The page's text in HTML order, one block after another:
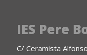
IES Pere
C/ Ceramista